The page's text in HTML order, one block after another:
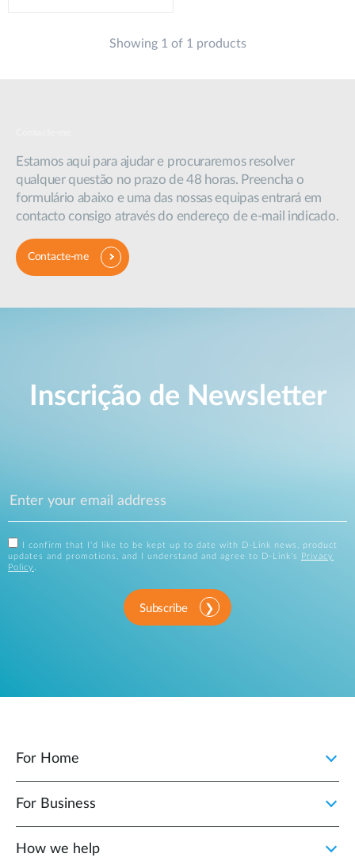
Showing 1 of 1 products
Estamos aqui para ajudar e procuraremos resolver
qualquer questão no prazo de 48 horas. Preencha o
formulário abaixo e uma das nossas equipas entrará em
contacto consigo através do endereço de e-mail indicado.
Contacte-me
Inscrição de Newsletter
I confirm that I'd like to be kept up to date with D-Link news, product
updates and promotions, and I understand and agree to D-Link's
Privacy
Policy
Subscribe
For Home
For Business
How we help